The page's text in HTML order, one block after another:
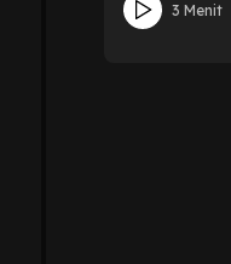
3 Menit